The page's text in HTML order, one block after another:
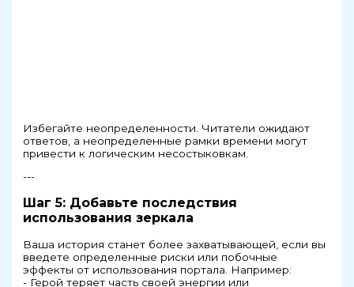
Избегайте неопределенности. Читатели ожидают
ответов, а неопределенные рамки времени могут
привести к логическим несостыковкам.
---
Шаг 5: Добавьте последствия
использования зеркала
Ваша история станет более захватывающей, если вы
введете определенные риски или побочные
эффекты от использования портала. Например:
- Герой теряет часть своей энергии или